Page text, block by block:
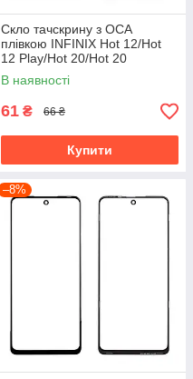
Скло тачскрину з OCA
плівкою INFINIX Hot 12/Hot
12 Play/Hot 20/Hot 20
Play/Note 12i (2022) чорне, з
олеофобним покриттям,
В наявності
61 ₴ 66 ₴
Купити
–8%